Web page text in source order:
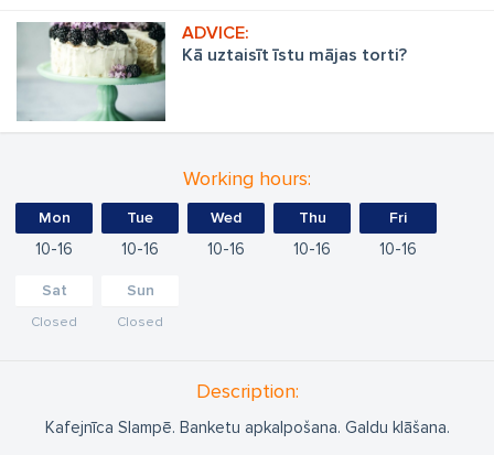
Kā uztaisīt īstu mājas torti?
Working hours:
Mon
10 16
Tue
10 16
Wed
10 16
Thu
10 16
Fri
10 16
Sat
Closed
Sun
Closed
Description:
Kafejnīca Slampē. Banketu apkalpošana. Galdu klāšana.